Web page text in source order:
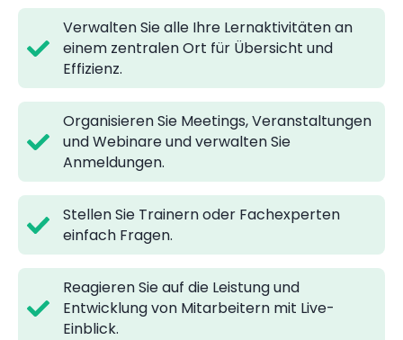
Verwalten Sie alle Ihre Lernaktivitäten an
einem zentralen Ort für Übersicht und
Effizienz.
Organisieren Sie Meetings, Veranstaltungen
und Webinare und verwalten Sie
Anmeldungen.
Stellen Sie Trainern oder Fachexperten
einfach Fragen.
Reagieren Sie auf die Leistung und
Entwicklung von Mitarbeitern mit Live-
Einblick.